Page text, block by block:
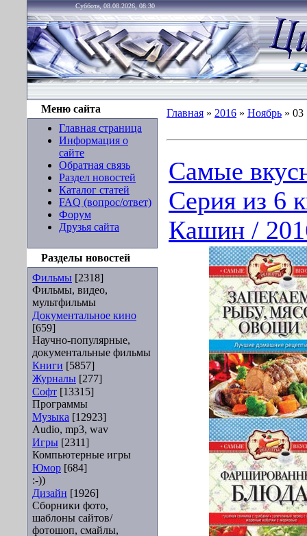
Суббота, 08.08.2026, 08:30
Меню сайта
Главная страница
Информация о
сайте
Обратная связь
Раздел новостей
Каталог статей
FAQ (вопрос/ответ)
Форум
Друзья сайта
Разделы новостей
Фильмы [2318]
Фильмы, видео,
мультфильмы
Документальное кино
[659]
Научно-популярные,
документальные фильмы
Книги [5857]
Журналы [277]
Софт [13315]
Программы
Музыка [12923]
Audio, mp3, wav
Игры [2311]
Компьютерные игры
Юмор [684]
:-))
Дизайн [1926]
Сборники фото,
шаблоны сайтов/
фотошоп, смайлы,
Главная » 2016 » Ноябрь » 03
Самые
Серия из 6
Кашин /